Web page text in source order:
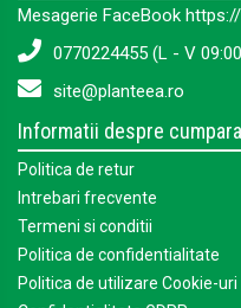
Mesagerie FaceBook
0770224455 (L - V
site@planteea.ro
Informatii despre
Politica de retur
Intrebari frecvente
Termeni si conditii
Politica de confidentialitate
Politica de utilizare Cookie-uri